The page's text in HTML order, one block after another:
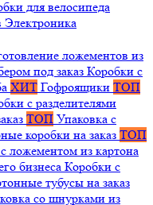
для велосипеда
Электроника
ложементов из
под заказ Коробки с
ХИТ Гофроящики ТОП
с разделителями
ТОП Упаковка с
коробки на заказ ТОП
ложементом из картона
бизнеса Коробки с
тубусы на заказ
со шнурками из